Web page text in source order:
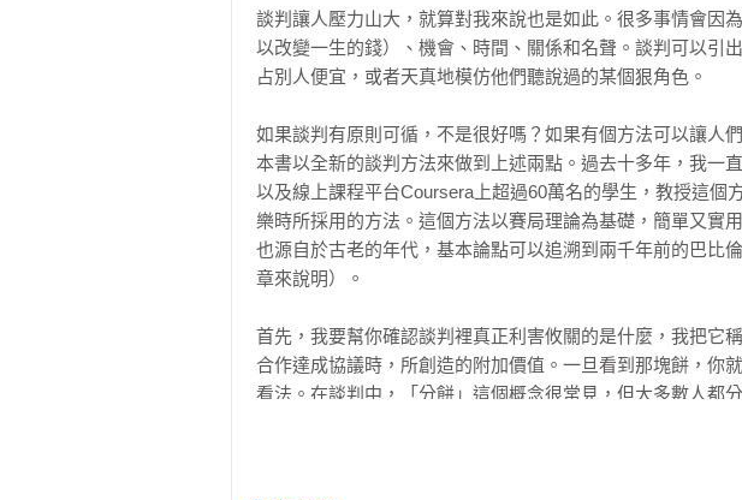
第19章	如何讓對方接受你的方案
第五部 掌握談判手段
第20章	為談判做好準備
第22章	正確的開場動作
附錄  談判必知的45個原則
致謝
注釋
談判讓人壓力山大，就算對我來說也是如此。很多事情會因
以改變一生的錢）、機會、時間、關係和名聲。談判可以引
占別人便宜，或者天真地模仿他們聽說過的某個狠角色。
如果談判有原則可循，不是很好嗎？如果有個方法可以讓人
本書以全新的談判方法來做到上述兩點。過去十多年，我一
以及線上課程平台Coursera上超過60萬名的學生，教授這個
樂時所採用的方法。這個方法以賽局理論為基礎，簡單又實
也源自於古老的年代，基本論點可以追溯到兩千年前的巴比
章來說明）。
首先，我要幫你確認談判裡真正利害攸關的是什麼，我把它
合作達成協議時，所創造的附加價值。一旦看到那塊餅，你
看法。在談判中，「分餅」這個概念很常見，但大多數人都
是自私的立場。談判難就難在如何正確計算餅的大小。當我